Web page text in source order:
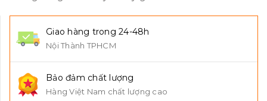
Giao hàng trong 24-48h
Nội Thành TPHCM
Bảo đảm chất lượng
Hàng Việt Nam chất lượng cao